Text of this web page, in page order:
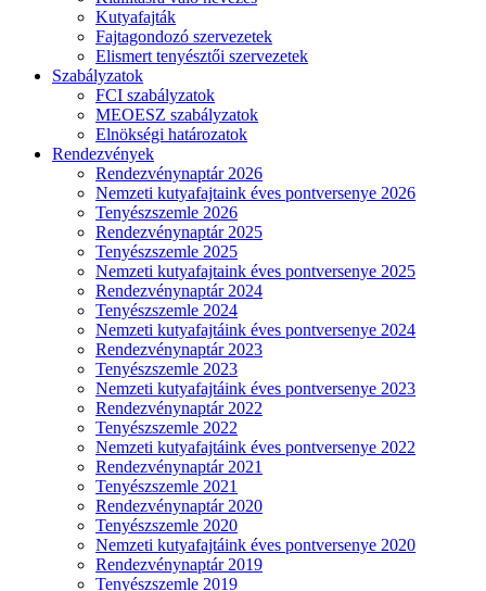
Kutyafajták
Fajtagondozó szervezetek
Elismert tenyésztői szervezetek
Szabályzatok
FCI szabályzatok
MEOESZ szabályzatok
Elnökségi határozatok
Rendezvények
Rendezvénynaptár 2026
Nemzeti kutyafajtaink éves pontversenye 2026
Tenyészszemle 2026
Rendezvénynaptár 2025
Tenyészszemle 2025
Nemzeti kutyafajtaink éves pontversenye 2025
Rendezvénynaptár 2024
Tenyészszemle 2024
Nemzeti kutyafajtáink éves pontversenye 2024
Rendezvénynaptár 2023
Tenyészszemle 2023
Nemzeti kutyafajtáink éves pontversenye 2023
Rendezvénynaptár 2022
Tenyészszemle 2022
Nemzeti kutyafajtáink éves pontversenye 2022
Rendezvénynaptár 2021
Tenyészszemle 2021
Rendezvénynaptár 2020
Tenyészszemle 2020
Nemzeti kutyafajtáink éves pontversenye 2020
Rendezvénynaptár 2019
Tenyészszemle 2019